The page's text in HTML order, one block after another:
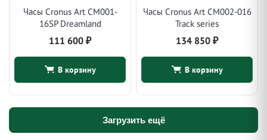
Часы Cronus Art CM001-
16SP Dreamland
111 600 ₽
В корзину
Часы Cronus Art CM002-016
Track series
134 850 ₽
В корзину
Загрузить ещё